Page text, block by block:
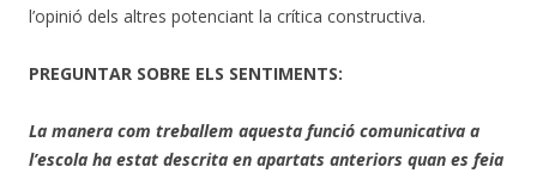
l’opinió dels altres potenciant la crítica constructiva.
PREGUNTAR SOBRE ELS SENTIMENTS:
La manera com treballem aquesta funció comunicativa a
l’escola ha estat descrita en apartats anteriors quan es feia